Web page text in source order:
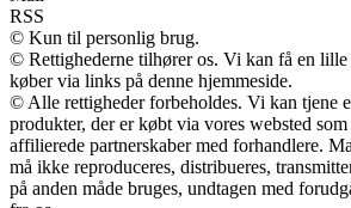
RSS
© Kun til personlig brug.
© Rettighederne tilhører os. Vi kan få en lille
køber via links på denne hjemmeside.
© Alle rettigheder forbeholdes. Vi kan tjene
produkter, der er købt via vores websted
affilierede partnerskaber med forhandlere.
må ikke reproduceres, distribueres,
på anden måde bruges, undtagen med